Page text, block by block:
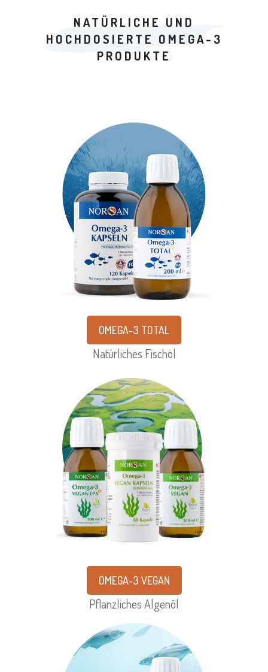
NATÜRLICHE UND
HOCHDOSIERTE OMEGA-3
PRODUKTE
OMEGA-3 TOTAL
Natürliches Fischöl
OMEGA-3 VEGAN
Pflanzliches Algenöl